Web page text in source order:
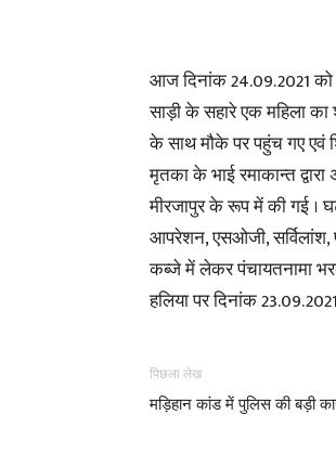
आज दिनांक 24.09.2021 को
साड़ी के सहारे एक महिला का
के साथ मौके पर पहुंच गए एवं
मृतका के भाई रमाकान्त द्वारा
मीरजापुर के रूप में की गई ।
आपरेशन, एसओजी, सर्विलांश,
कब्जे में लेकर पंचायतनामा
हलिया पर दिनांक
पिछला लेख
मड़िहान कांड में पुलिस की बड़ी